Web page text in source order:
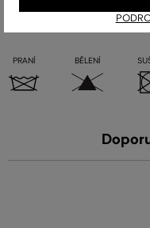
PRANÍ BĚLENÍ